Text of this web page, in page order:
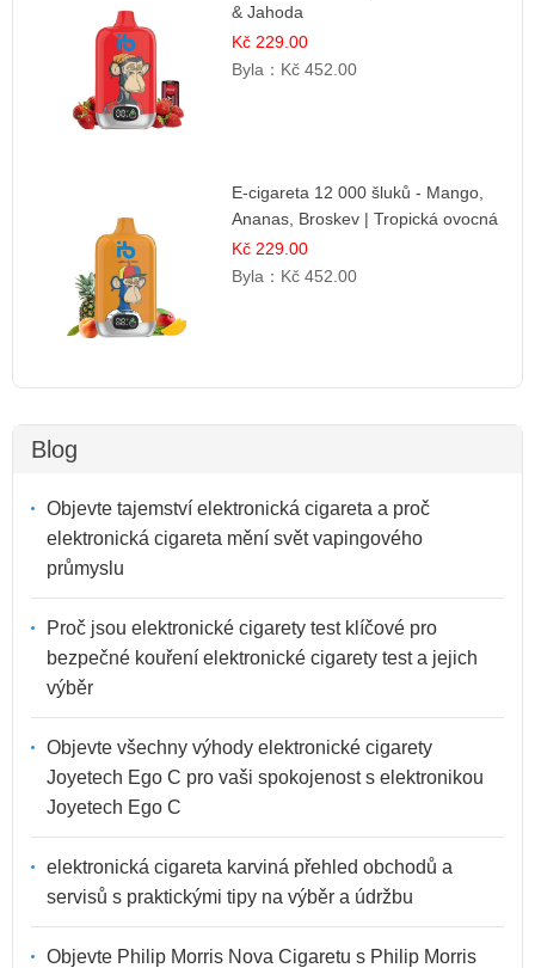
& Jahoda
Kč 229.00
Byla： Kč 452.00
E-cigareta 12 000 šluků - Mango,
Ananas, Broskev | Tropická ovocná
směs
Kč 229.00
Byla： Kč 452.00
Blog
Objevte tajemství elektronická cigareta a proč
elektronická cigareta mění svět vapingového
průmyslu
Proč jsou elektronické cigarety test klíčové pro
bezpečné kouření elektronické cigarety test a jejich
výběr
Objevte všechny výhody elektronické cigarety
Joyetech Ego C pro vaši spokojenost s elektronikou
Joyetech Ego C
elektronická cigareta karviná přehled obchodů a
servisů s praktickými tipy na výběr a údržbu
Objevte Philip Morris Nova Cigaretu s Philip Morris